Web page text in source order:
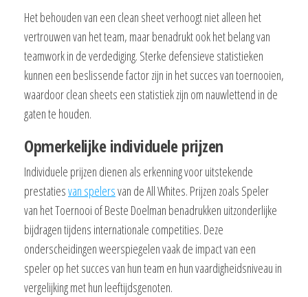
Het behouden van een clean sheet verhoogt niet alleen het
vertrouwen van het team, maar benadrukt ook het belang van
teamwork in de verdediging. Sterke defensieve statistieken
kunnen een beslissende factor zijn in het succes van toernooien,
waardoor clean sheets een statistiek zijn om nauwlettend in de
gaten te houden.
Opmerkelijke individuele prijzen
Individuele prijzen dienen als erkenning voor uitstekende
prestatiesvan spelersvan de All Whites. Prijzen zoals Speler
van het Toernooi of Beste Doelman benadrukken uitzonderlijke
bijdragen tijdens internationale competities. Deze
onderscheidingen weerspiegelen vaak de impact van een
speler op het succes van hun team en hun vaardigheidsniveau in
vergelijking met hun leeftijdsgenoten.